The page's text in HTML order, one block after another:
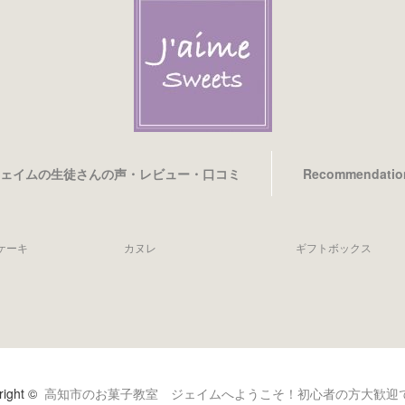
イムの生徒さんの声・レビュー・口コミ
ーキ カヌレ ギフトボックス
© 高知市のお菓子教室 ジェイムへようこそ！初心者の方大歓迎